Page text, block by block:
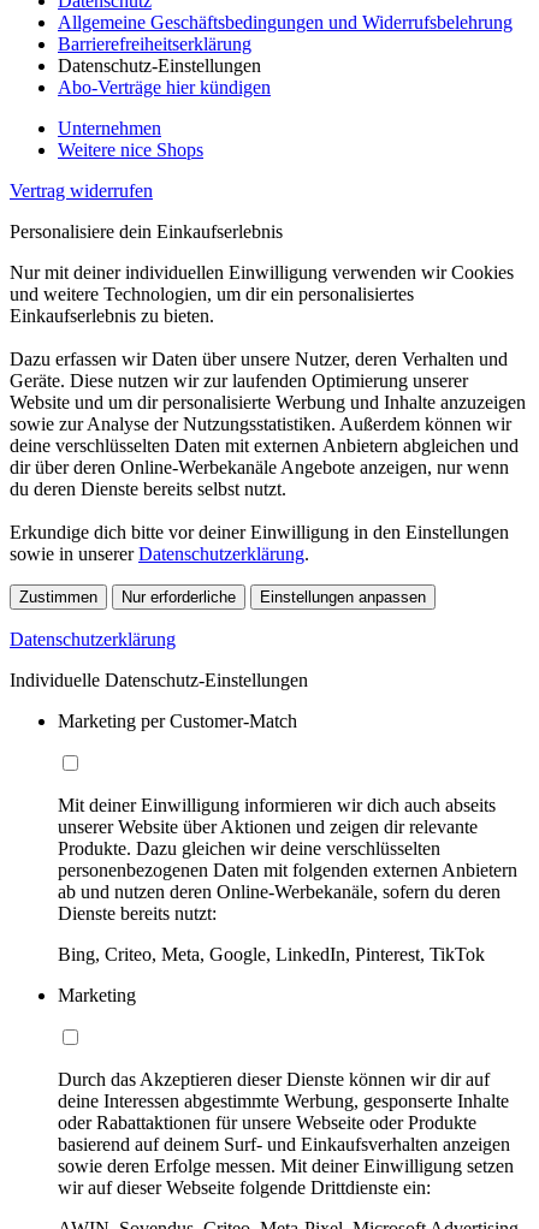
Allgemeine Geschäftsbedingungen und Widerrufsbelehrung
Barrierefreiheitserklärung
Datenschutz-Einstellungen
Abo-Verträge hier kündigen
Unternehmen
Weitere nice Shops
Vertrag widerrufen
Personalisiere dein Einkaufserlebnis
Nur mit deiner individuellen Einwilligung verwenden wir Cookies
und weitere Technologien, um dir ein personalisiertes
Einkaufserlebnis zu bieten.
Dazu erfassen wir Daten über unsere Nutzer, deren Verhalten und
Geräte. Diese nutzen wir zur laufenden Optimierung unserer
Website und um dir personalisierte Werbung und Inhalte anzuzeigen
sowie zur Analyse der Nutzungsstatistiken. Außerdem können wir
deine verschlüsselten Daten mit externen Anbietern abgleichen und
dir über deren Online-Werbekanäle Angebote anzeigen, nur wenn
du deren Dienste bereits selbst nutzt.
Erkundige dich bitte vor deiner Einwilligung in den Einstellungen
sowie in unsererDatenschutzerklärung.
Zustimmen Nur erforderliche Einstellungen anpassen
Datenschutzerklärung
Individuelle Datenschutz-Einstellungen
Marketing per Customer-Match
Mit deiner Einwilligung informieren wir dich auch abseits
unserer Website über Aktionen und zeigen dir relevante
Produkte. Dazu gleichen wir deine verschlüsselten
personenbezogenen Daten mit folgenden externen Anbietern
ab und nutzen deren Online-Werbekanäle, sofern du deren
Dienste bereits nutzt:
Bing, Criteo, Meta, Google, LinkedIn, Pinterest, TikTok
Marketing
Durch das Akzeptieren dieser Dienste können wir dir auf
deine Interessen abgestimmte Werbung, gesponserte Inhalte
oder Rabattaktionen für unsere Webseite oder Produkte
basierend auf deinem Surf- und Einkaufsverhalten anzeigen
sowie deren Erfolge messen. Mit deiner Einwilligung setzen
wir auf dieser Webseite folgende Drittdienste ein: